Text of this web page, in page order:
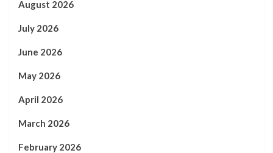
August 2026
July 2026
June 2026
May 2026
April 2026
March 2026
February 2026